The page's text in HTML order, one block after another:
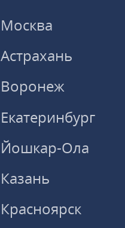
Москва
Астрахань
Воронеж
Екатеринбург
Йошкар-Ола
Казань
Красноярск